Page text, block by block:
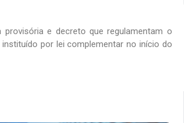
provisória e decreto que regulamentam o
por lei complementar no início do